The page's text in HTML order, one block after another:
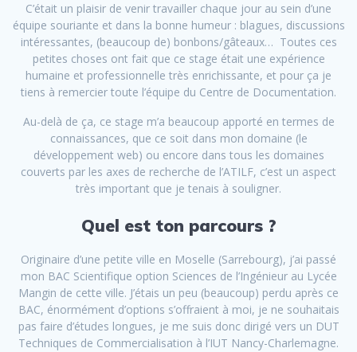
C’était un plaisir de venir travailler chaque jour au sein d’une
équipe souriante et dans la bonne humeur : blagues, discussions
intéressantes, (beaucoup de) bonbons/gâteaux… Toutes ces
petites choses ont fait que ce stage était une expérience
humaine et professionnelle très enrichissante, et pour ça je
tiens à remercier toute l’équipe du Centre de Documentation.
Au-delà de ça, ce stage m’a beaucoup apporté en termes de
connaissances, que ce soit dans mon domaine (le
développement web) ou encore dans tous les domaines
couverts par les axes de recherche de l’ATILF, c’est un aspect
très important que je tenais à souligner.
Quel est ton parcours ?
Originaire d’une petite ville en Moselle (Sarrebourg), j’ai passé
mon BAC Scientifique option Sciences de l’Ingénieur au Lycée
Mangin de cette ville. J’étais un peu (beaucoup) perdu après ce
BAC, énormément d’options s’offraient à moi, je ne souhaitais
pas faire d’études longues, je me suis donc dirigé vers un DUT
Techniques de Commercialisation à l’IUT Nancy-Charlemagne.